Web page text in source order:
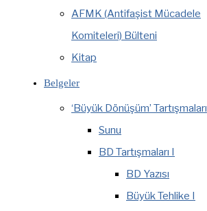
AFMK (Antifaşist Mücadele
Komiteleri) Bülteni
Kitap
Belgeler
‘Büyük Dönüşüm’ Tartışmaları
Sunu
BD Tartışmaları I
BD Yazısı
Büyük Tehlike I